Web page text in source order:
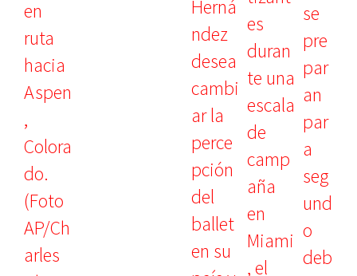
se
pre
par
an
par
a
seg
und
o
deb